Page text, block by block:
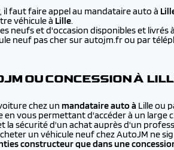
faut faire appel au mandataire auto à
véhicule à Lille.
neufs et d'occasion disponibles et livrés à
neuf pas cher sur autojm.fr ou par
OU CONCESSION À
chez un mandataire auto à Lille ou
vous permettant d'accéder à un large
la sécurité d'un achat auprès d'un
un véhicule neuf chez AutoJM ne
constructeur que dans une